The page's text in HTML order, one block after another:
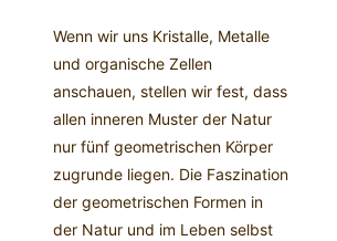
Wenn wir uns Kristalle, Metalle
und organische Zellen
anschauen, stellen wir fest, dass
allen inneren Muster der Natur
nur fünf geometrischen Körper
zugrunde liegen. Die Faszination
der geometrischen Formen in
der Natur und im Leben selbst